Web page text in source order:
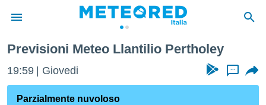
di
Previsioni Meteo Llantilio Pertholey
19:59 Giovedi ...
Parzialmente nuvoloso